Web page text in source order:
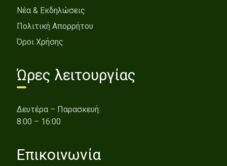
Νέα & Εκδηλώσεις
Πολιτική Απορρήτου
Όροι Χρήσης
Ώρες λειτουργίας
Δευτέρα – Παρασκευή:
8:00 – 16:00
Επικοινωνία